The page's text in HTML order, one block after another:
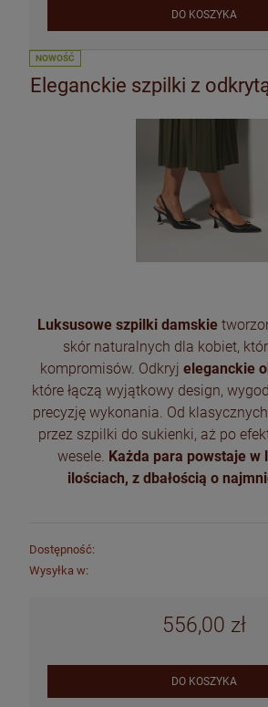
DO KOSZYKA
Eleganckie szpilki z
Luksusowe szpilki damskie
skór naturalnych dla kobiet,
kompromisów. Odkryj eleganckie
które łączą wyjątkowy design,
precyzję wykonania. Od
przez szpilki do sukienki, aż po
wesele. Każda para powstaje w
ilościach, z dbałością o
Dostępność:
Wysyłka w:
556,00 zł
DO KOSZYKA
NOWOŚĆ